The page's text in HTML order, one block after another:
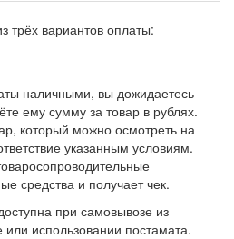
трёх вариантов оплаты:
наличными, вы дожидаетесь
ему сумму за товар в рублях.
который можно осмотреть на
указанным условиям.
средства и получает чек.
при самовывозе из
использовании постамата.